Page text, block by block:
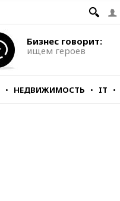
Бизнес говорит:
ищем героев
НЕДВИЖИМОСТЬ IT